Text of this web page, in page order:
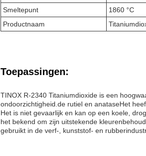
Smeltepunt
1860 °C
Productnaam
Toepassingen:
TINOX R-2340 Titaniumdioxide is een
ondoorzichtigheid.de rutiel en anataseHet
Het is niet gevaarlijk en kan op een koele,
het bekend om zijn uitstekende
gebruikt in de verf-, kunststof- en